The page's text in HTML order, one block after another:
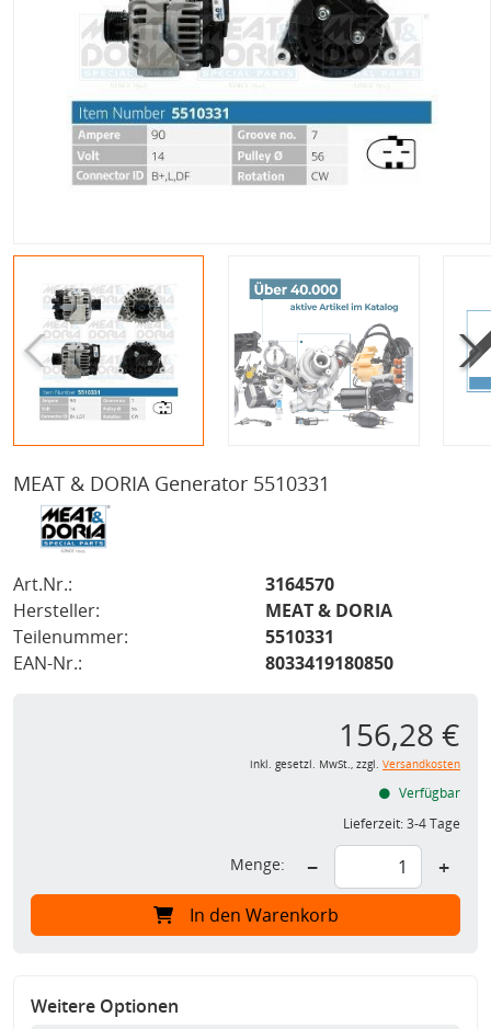
MEAT & DORIA Generator 5510331
Art.Nr.:
3164570
Hersteller:
MEAT & DORIA
Teilenummer:
5510331
EAN-Nr.:
8033419180850
156,28 €
inkl. gesetzl. MwSt., zzgl. Versandkosten
Verfügbar
Lieferzeit:3-4 Tage
Menge: − +
In den Warenkorb
Weitere Optionen